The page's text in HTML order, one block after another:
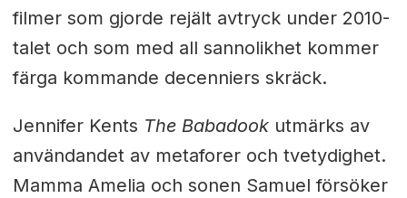
filmer som gjorde rejält avtryck under 2010-
talet och som med all sannolikhet kommer
färga kommande decenniers skräck.
Jennifer Kents The Babadookutmärks av
användandet av metaforer och tvetydighet.
Mamma Amelia och sonen Samuel försöker